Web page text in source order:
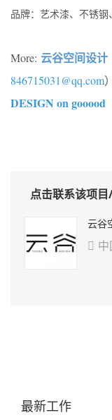
品牌：艺术漆、不锈钢
More: 云谷空间设计
846715031@qq.com
DESIGN on gooood
点击联系该项
云谷
 中
最新工作